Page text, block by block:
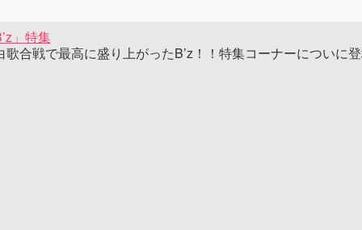
」特集
歌合戦で最高に盛り上がったB’z！！特集コーナーについに